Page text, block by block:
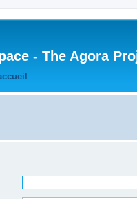
- The Agora